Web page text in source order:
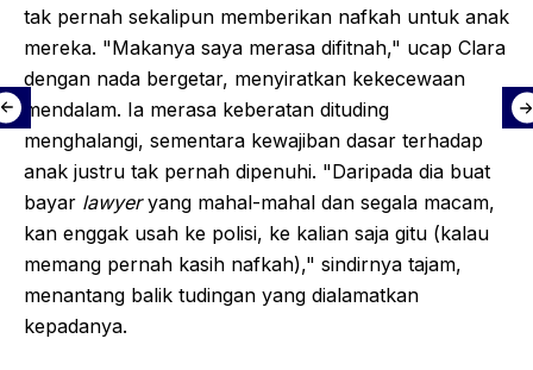
tak pernah sekalipun memberikan nafkah untuk anak
mereka. "Makanya saya merasa difitnah," ucap Clara
dengan nada bergetar, menyiratkan kekecewaan
mendalam. Ia merasa keberatan dituding
menghalangi, sementara kewajiban dasar terhadap
anak justru tak pernah dipenuhi. "Daripada dia buat
bayar lawyeryang mahal-mahal dan segala macam,
kan enggak usah ke polisi, ke kalian saja gitu (kalau
memang pernah kasih nafkah)," sindirnya tajam,
menantang balik tudingan yang dialamatkan
kepadanya.